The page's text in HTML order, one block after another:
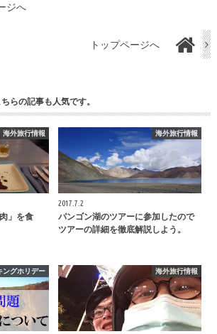
ジへ
トップページへ
ちらの記事も人気です。
海外旅行情報
」を食
海外旅行情報
2017.7.2
パンゴン湖のツアーに参加したので
ツアーの詳細を徹底解説しよう。
ングホリデー 海外旅行情報